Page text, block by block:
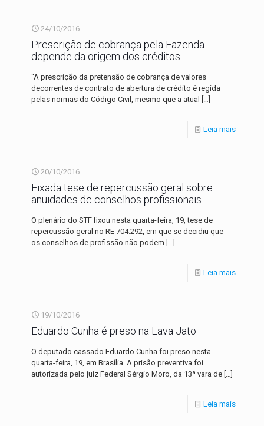
24/10/2016
Prescrição de cobrança pela Fazenda
depende da origem dos créditos
“A prescrição da pretensão de cobrança de valores
decorrentes de contrato de abertura de crédito é regida
pelas normas do Código Civil, mesmo que a atual
[…]
Leia mais
20/10/2016
Fixada tese de repercussão geral sobre
anuidades de conselhos profissionais
O plenário do STF fixou nesta quarta-feira, 19, tese de
repercussão geral no RE 704.292, em que se decidiu que
os conselhos de profissão não podem […]
Leia mais
19/10/2016
Eduardo Cunha é preso na Lava Jato
O deputado cassado Eduardo Cunha foi preso nesta
quarta-feira, 19, em Brasília. A prisão preventiva foi
autorizada pelo juiz Federal Sérgio Moro, da 13ª vara de […]
Leia mais